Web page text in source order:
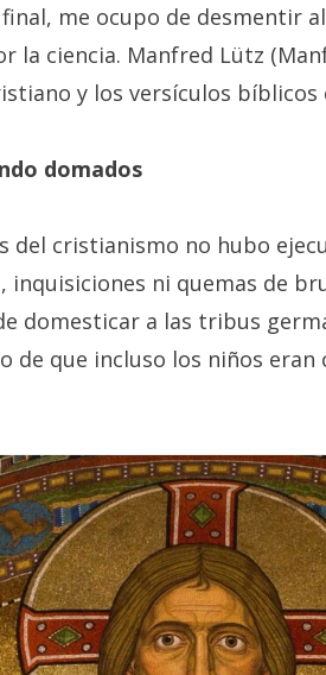
me ocupo de desmentir
la ciencia. Manfred Lütz
y los versículos bíblicos
domados
del cristianismo no hubo
inquisiciones ni quemas de
domesticar a las tribus
de que incluso los niños eran